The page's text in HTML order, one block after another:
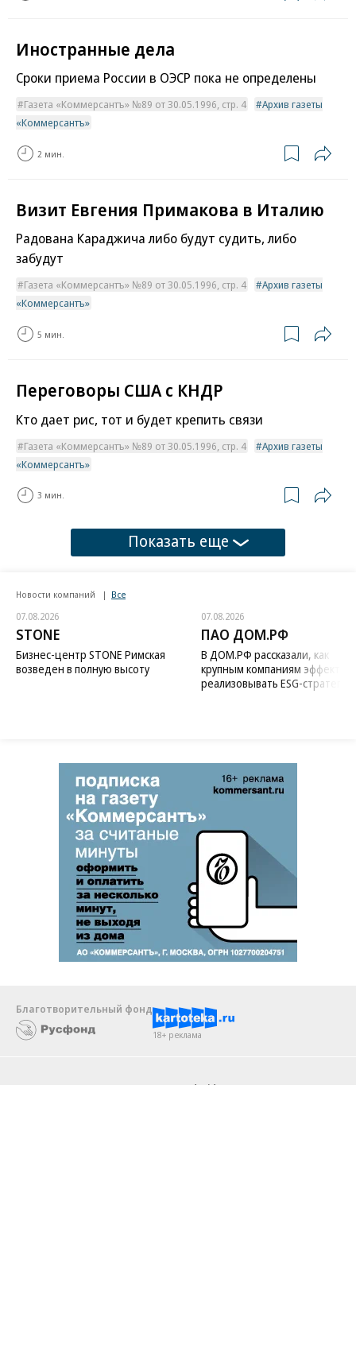
Иностранные дела
Сроки приема России в ОЭСР пока не определены
Газета «Коммерсантъ» №89 от 30.05.1996, стр. 4
Архив газеты
«Коммерсантъ»
2 мин.
Визит Евгения Примакова в Италию
Радована Караджича либо будут судить, либо
забудут
Газета «Коммерсантъ» №89 от 30.05.1996, стр. 4
Архив газеты
«Коммерсантъ»
5 мин.
Переговоры США с КНДР
Кто дает рис, тот и будет крепить связи
Газета «Коммерсантъ» №89 от 30.05.1996, стр. 4
Архив газеты
«Коммерсантъ»
3 мин.
Показать еще
Новости компаний Все
07.08.2026
STONE
Бизнес-центр STONE Римская
возведен в полную высоту
07.08.2026
ПАО ДОМ.РФ
В ДОМ.РФ рассказали, как
крупным компаниям
реализовывать ESG-стратегию
Благотворительный фонд
18+ реклама
Android